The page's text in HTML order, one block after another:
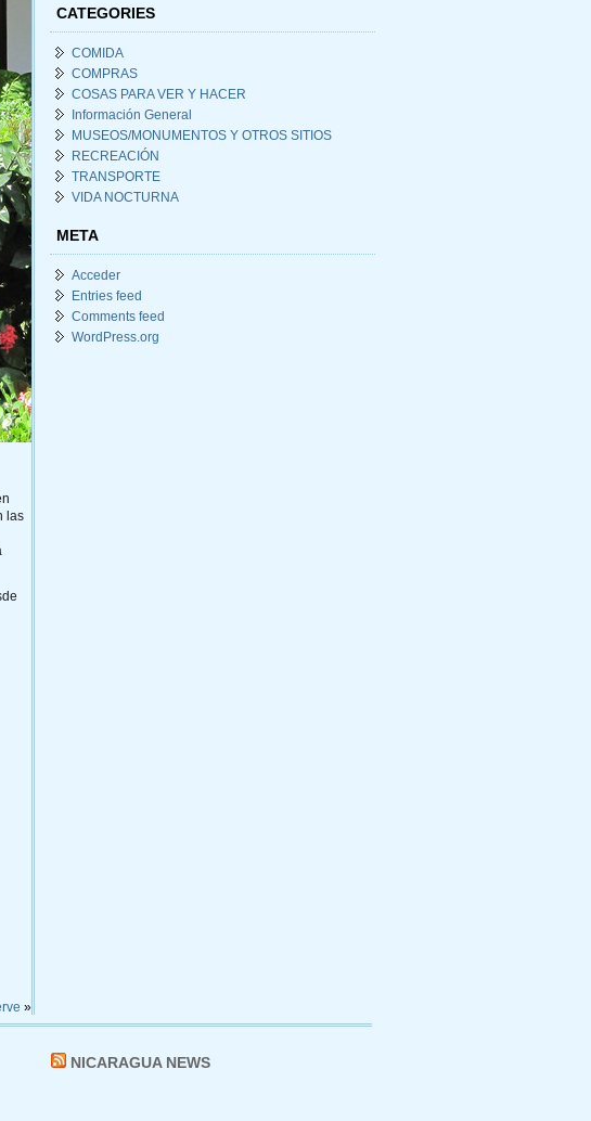
las
»
CATEGORIES
COMIDA
COMPRAS
COSAS PARA VER Y HACER
Información General
MUSEOS/MONUMENTOS Y OTROS SITIOS
RECREACIÓN
TRANSPORTE
VIDA NOCTURNA
META
Acceder
Entries feed
Comments feed
WordPress.org
NICARAGUA NEWS